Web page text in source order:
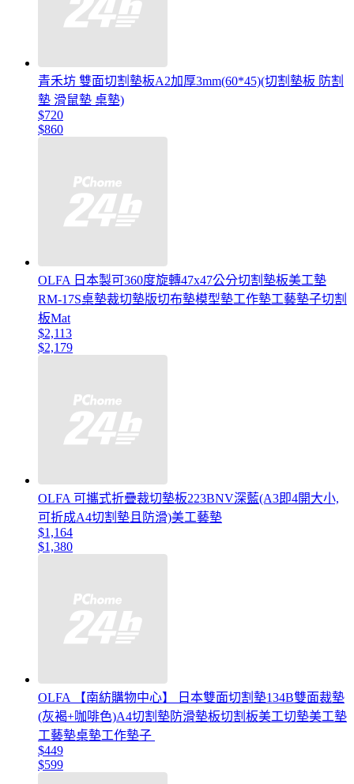
青禾坊 雙面切割墊板A2加厚3mm(60*45)(切割墊板 防割
墊 滑鼠墊 桌墊)
$720
$860
OLFA 日本製可360度旋轉47x47公分切割墊板美工墊
RM-17S桌墊裁切墊版切布墊模型墊工作墊工藝墊子切割
板Mat
$2,113
$2,179
OLFA 可攜式折疊裁切墊板223BNV深藍(A3即4開大小,
可折成A4切割墊且防滑)美工藝墊
$1,164
$1,380
OLFA 【南紡購物中心】 日本雙面切割墊134B雙面裁墊
(灰褐+咖啡色)A4切割墊防滑墊板切割板美工切墊美工墊
工藝墊桌墊工作墊子
$449
$599